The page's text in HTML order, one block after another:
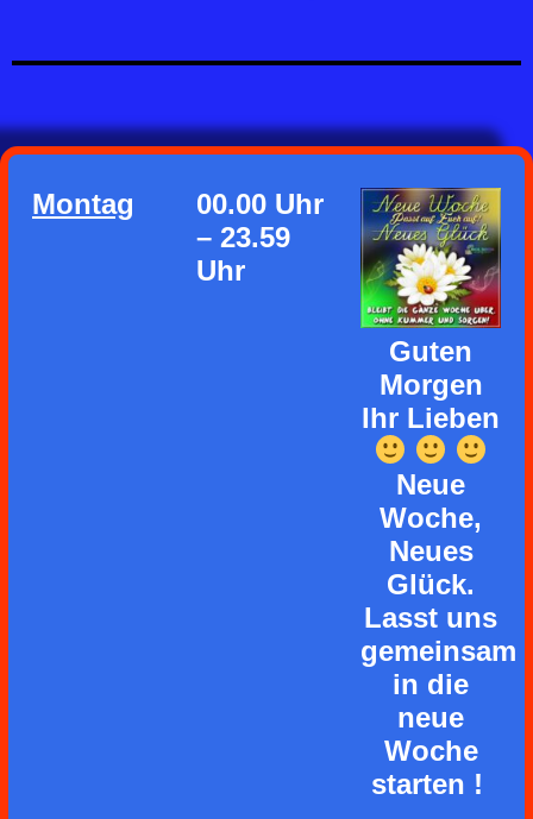
Montag
00.00 Uhr
– 23.59
Uhr
Guten
Morgen
Ihr Lieben
Neue
Woche,
Neues
Glück.
Lasst uns
gemeinsam
in die
neue
Woche
starten !